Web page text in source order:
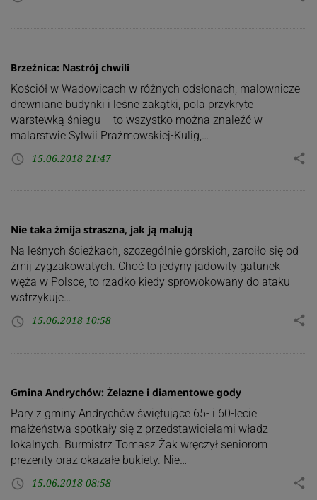
Brzeźnica: Nastrój chwili
Kościół w Wadowicach w różnych odsłonach, malownicze
drewniane budynki i leśne zakątki, pola przykryte
warstewką śniegu – to wszystko można znaleźć w
malarstwie Sylwii Prażmowskiej-Kulig,…
access_time 15.06.2018 21:47 share
Nie taka żmija straszna, jak ją malują
Na leśnych ścieżkach, szczególnie górskich, zaroiło się od
żmij zygzakowatych. Choć to jedyny jadowity gatunek
węża w Polsce, to rzadko kiedy sprowokowany do ataku
wstrzykuje…
access_time 15.06.2018 10:58 share
Gmina Andrychów: Żelazne i diamentowe gody
Pary z gminy Andrychów świętujące 65- i 60-lecie
małżeństwa spotkały się z przedstawicielami władz
lokalnych. Burmistrz Tomasz Żak wręczył seniorom
prezenty oraz okazałe bukiety. Nie…
access_time 15.06.2018 08:58 share